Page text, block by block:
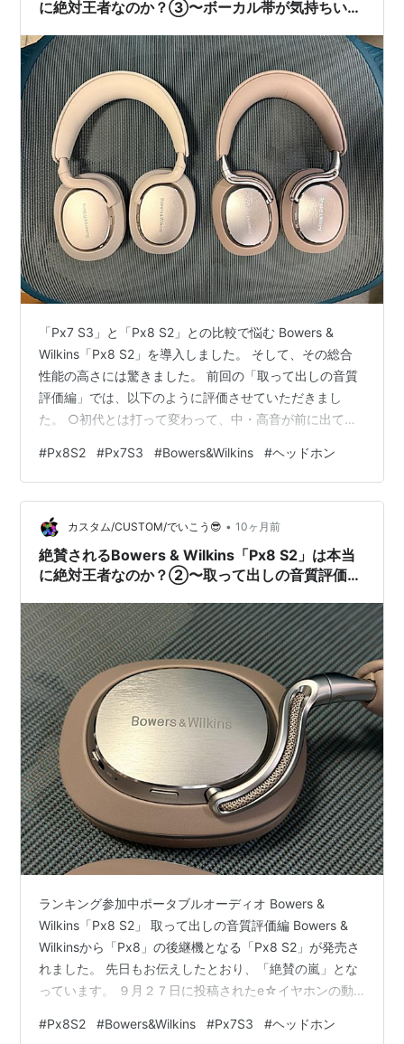
に絶対王者なのか？③〜ボーカル帯が気持ちいい
「Px7 S3」と「Px8 S2」との比較で悩む Bowers &
Wilkins「Px8 S2」を導入しました。 そして、その総合
性能の高さには驚きました。 前回の「取って出しの音質
評価編」では、以下のように評価させていただきまし
た。 ○初代とは打って変わって、中・高音が前に出て華
性ボーカルも気持ちよく聴ける。○かといって低音が不
足しているわけではない。万能型にチューニングされて
いるだけであって、締まりのある豊かな低音はさすが
Bowers & Wilkins。量もしっかりキープされている。
（私はPx8 S2でもイコライザーで低音を削っている）…
#Px8S2 #Px7S3 #Bowers&Wilkins #ヘッドホン
カスタム/CUSTOM/でいこう😎 • 10ヶ月前
絶賛されるBowers & Wilkins「Px8 S2」は本当
に絶対王者なのか？②〜取って出しの音質評価
ランキング参加中ポータブルオーディオ Bowers &
Wilkins「Px8 S2」 取って出しの音質評価編 Bowers &
Wilkinsから「Px8」の後継機となる「Px8 S2」が発売さ
れました。 先日もお伝えしたとおり、「絶賛の嵐」とな
っています。 ９月２７日に投稿されたe☆イヤホンの動
して特集を組んでいますが、「ダントツ」でPx8 S2が優
#Px8S2 #Bowers&Wilkins #Px7S3 #ヘッドホン